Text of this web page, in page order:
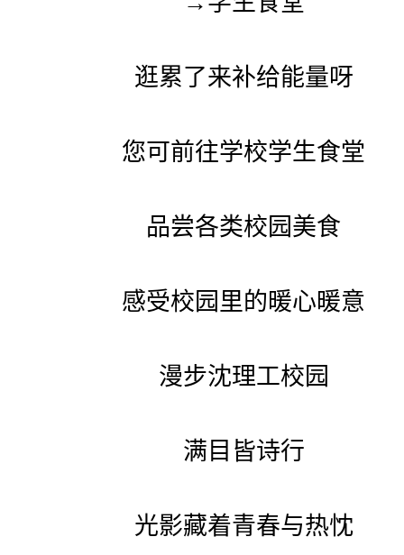
逛累了来补给能量呀
您可前往学校学生食堂
品尝各类校园美食
感受校园里的暖心暖意
漫步沈理工校园
满目皆诗行
光影藏着青春与热忱